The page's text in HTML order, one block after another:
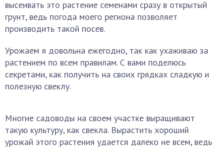
высеивать это растение семенами сразу в открытый
грунт, ведь погода моего региона позволяет
производить такой посев.
Урожаем я довольна ежегодно, так как ухаживаю за
растением по всем правилам. С вами поделюсь
секретами, как получить на своих грядках сладкую и
полезную свеклу.
Многие садоводы на своем участке выращивают
такую культуру, как свекла. Вырастить хороший
урожай этого растения удается далеко не всем, ведь